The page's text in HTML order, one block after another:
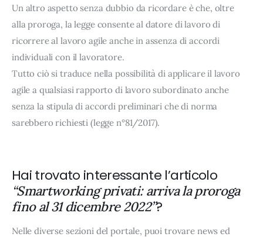
Un altro aspetto senza dubbio da ricordare è che, oltre
alla proroga, la legge consente al datore di lavoro di
ricorrere al lavoro agile anche in assenza di accordi
individuali con il lavoratore.
Tutto ciò si traduce nella possibilità di applicare il lavoro
agile a qualsiasi rapporto di lavoro subordinato anche
senza la stipula di accordi preliminari che di norma
sarebbero richiesti (legge n°81/2017).
Hai trovato interessante l’articolo
“Smartworking privati: arriva la proroga
fino al 31 dicembre 2022”?
Nelle diverse sezioni del portale, puoi trovare news ed